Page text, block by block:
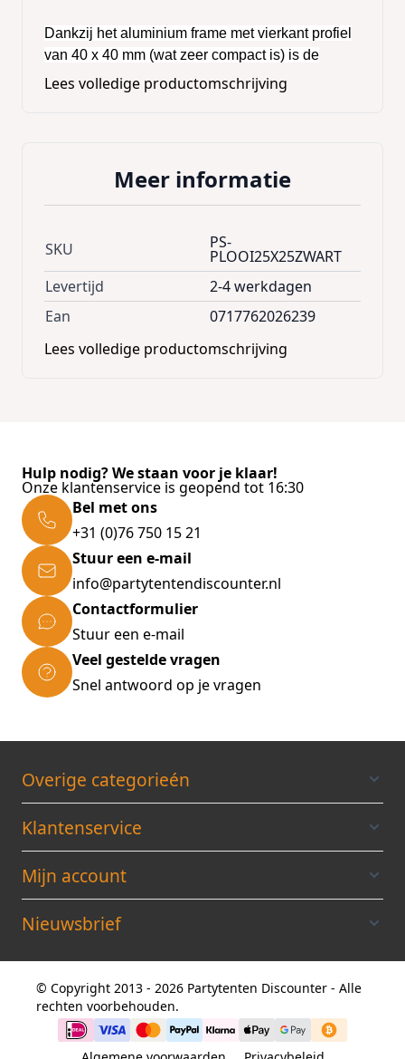
Dankzij het aluminium frame met vierkant profiel
van 40 x 40 mm (wat zeer compact is) is de
vouwtent een tent waarop je kan rekenen.
versterkt, wat de stevigheid van de tent ten goede
komt. De wanddikte van 2,5 millimeter is uniek
Kenmerken
Unieke wanddikte: 2,5 mm
Frame: 40 x 40 mm, verstevigd in de hoeken
Polyester van 320 g/m² (420 D)
Vier doorloophoogtes: 192 cm | 206 cm | 220
cm | 231 cm
Brandvertragend (M1)
Schimmelwerend en uv-bestendig zeil
Waterdichtheid ISO 811: 294 mbar (= 294cm
water)
Waterafstotendheid ISO 4920 (spray test): 5 (=
maximum haalbare score)
Lees volledige productomschrijving
Meer informatie
SKU PS-
PLOOI25X25ZWART
Levertijd
2-4 werkdagen
Ean
0717762026239
Lees volledige productomschrijving
Hulp nodig? We staan voor je klaar!
Onze klantenservice is geopend tot 16:30
Bel met ons
+31 (0)76 750 15 21
Stuur een e-mail
info@partytentendiscounter.nl
Contactformulier
Stuur een e-mail
Veel gestelde vragen
Snel antwoord op je vragen
Overige categorieén
Klantenservice
Mijn account
Nieuwsbrief
© Copyright 2013 - 2026 Partytenten Discounter - Alle
rechten voorbehouden.